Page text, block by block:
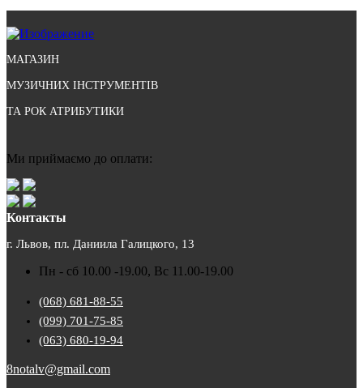
МАГАЗИН
МУЗИЧНИХ ІНСТРУМЕНТІВ
ТА РОК АТРИБУТИКИ
Ми приймаємо до оплати:
Контакты
г. Львов, пл. Даниила Галицкого, 13
Пн - сб 10.00 -19.00, Вс 11.00-19.00
(068) 681-88-55
(099) 701-75-85
(063) 680-19-94
8notalv@gmail.com